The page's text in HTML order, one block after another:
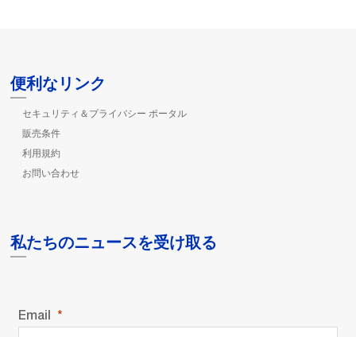
便利なリンク
セキュリティ＆プライバシー ポータル
販売条件
利用規約
お問い合わせ
私たちのニュースを受け取る
Email